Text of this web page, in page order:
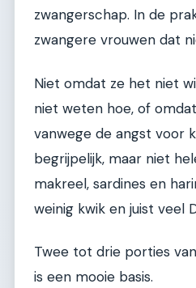
zwangerschap. In de
zwangere vrouwen dat
Niet omdat ze het niet
niet weten hoe, of
vanwege de angst voor
begrijpelijk, maar niet
makreel, sardines en
weinig kwik en juist veel
Twee tot drie porties
is een mooie basis.